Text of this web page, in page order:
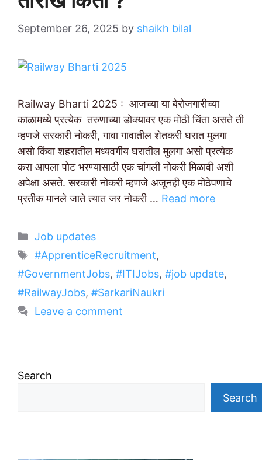
September 26, 2025 by shaikh bilal
Railway Bharti 2025 : आजच्या या बेरोजगारीच्या
काळामध्ये प्रत्येक तरुणाच्या डोक्यावर एक मोठी चिंता असते ती
म्हणजे सरकारी नोकरी, गावा गावातील शेतकरी घरात मुलगा
असो किंवा शहरातील मध्यवर्गीय घरातील मुलगा असो प्रत्येक
करा आपला पोट भरण्यासाठी एक चांगली नोकरी मिळावी अशी
अपेक्षा असते. सरकारी नोकरी म्हणजे अजूनही एक मोठेपणाचे
प्रतीक मानले जाते त्यात जर नोकरी … Read more
Categories
Job updates
Tags
#ApprenticeRecruitment,
#GovernmentJobs, #ITIJobs, #job update,
#RailwayJobs, #SarkariNaukri
Leave a comment
Search
Search